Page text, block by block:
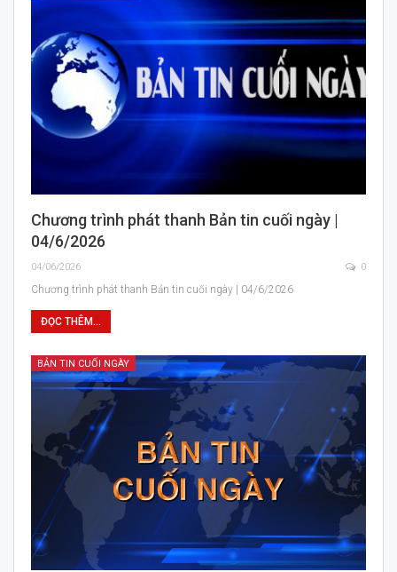
Chương trình phát thanh Bản tin cuối ngày |
04/6/2026
04/06/2026 0
Chương trình phát thanh Bản tin cuối ngày | 04/6/2026
ĐỌC THÊM...
BẢN TIN CUỐI NGÀY